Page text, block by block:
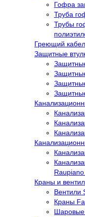
Гофра
Труба
Трубы
Греющий
Защитные
Краны и
Вентили
Краны
Шаровые